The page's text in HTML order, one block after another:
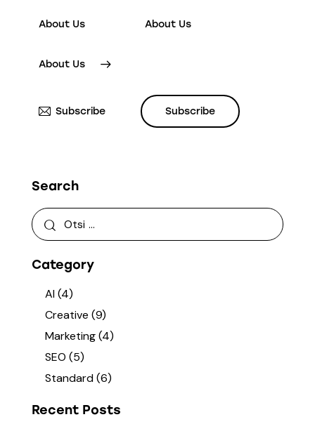
About Us About Us
About Us
Subscribe Subscribe
Search
Category
AI(4)
Creative (9)
Marketing(4)
SEO (5)
Standard(6)
Recent Posts